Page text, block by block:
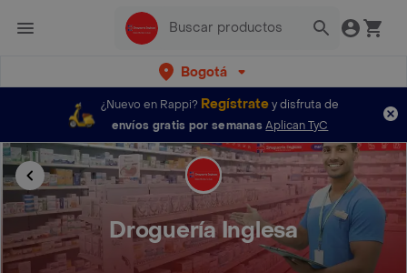
Bogotá
¿Nuevo en Rappi? Regístratey disfruta de
envíos gratis por semanas Aplican TyC
Droguería Inglesa